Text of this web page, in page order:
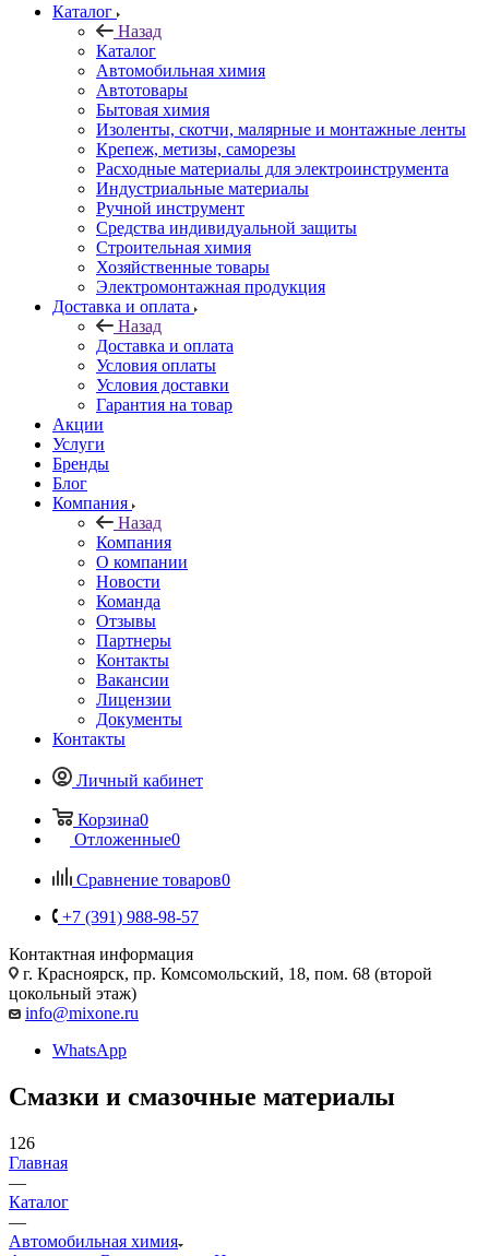
Каталог
Назад
Каталог
Автомобильная химия
Автотовары
Бытовая химия
Изоленты, скотчи, малярные и монтажные ленты
Крепеж, метизы, саморезы
Расходные материалы для электроинструмента
Индустриальные материалы
Ручной инструмент
Средства индивидуальной защиты
Строительная химия
Хозяйственные товары
Электромонтажная продукция
Доставка и оплата
Назад
Доставка и оплата
Условия оплаты
Условия доставки
Гарантия на товар
Акции
Услуги
Бренды
Блог
Компания
Назад
Компания
О компании
Новости
Команда
Отзывы
Партнеры
Контакты
Вакансии
Лицензии
Документы
Контакты
Личный кабинет
Корзина0
Отложенные0
Сравнение товаров0
+7 (391) 988-98-57
Контактная информация
г. Красноярск, пр. Комсомольский, 18, пом. 68 (второй
цокольный этаж)
info@mixone.ru
WhatsApp
Смазки и смазочные материалы
126
Главная
—
Каталог
—
Автомобильная химия